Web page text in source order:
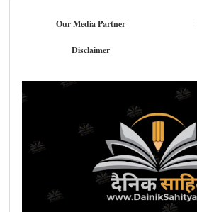
Our Media Partner
Disclaimer